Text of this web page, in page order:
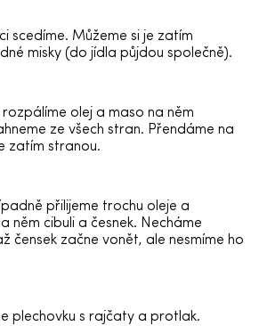
scedíme. Můžeme si je zatím
misky (do jídla půjdou společně).
rozpálíme olej a maso na něm
ze všech stran. Přendáme na
zatím stranou.
přilijeme trochu oleje a
něm cibuli a česnek. Necháme
čensek začne vonět, ale nesmíme ho
plechovku s rajčaty a protlak.